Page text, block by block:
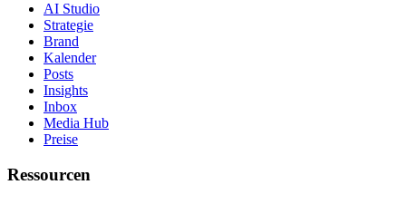
AI Studio
Strategie
Brand
Kalender
Posts
Insights
Inbox
Media Hub
Preise
Ressourcen